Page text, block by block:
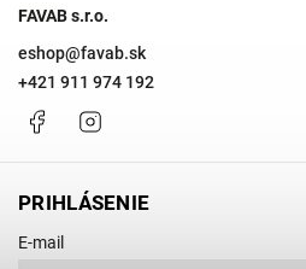
FAVAB s.r.o.
eshop@favab.sk
+421 911 974 192
Facebook
PRIHLÁSENIE
E-mail